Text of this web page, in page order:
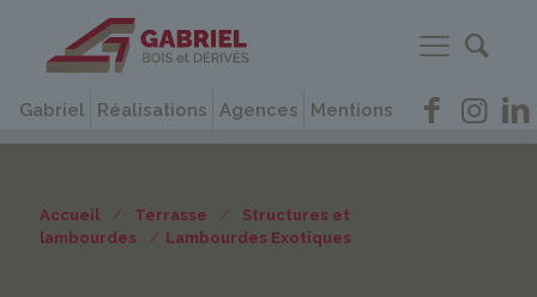
Gabriel Réalisations Agences Mentions
Accueil / Terrasse /
Structures et
lambourdes
/ Lambourdes Exotiques